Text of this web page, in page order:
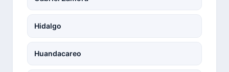
Hidalgo
Huandacareo